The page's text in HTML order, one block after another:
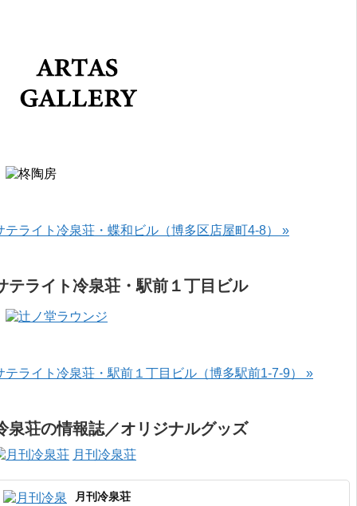
テライト冷泉荘・蝶和ビル（博多区店屋町4-8） »
テライト冷泉荘・駅前１丁目ビル
テライト冷泉荘・駅前１丁目ビル（博多駅前1-7-9） »
泉荘の情報誌／オリジナルグッズ
月刊冷泉荘
月刊冷泉荘